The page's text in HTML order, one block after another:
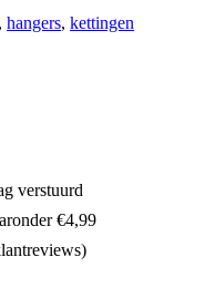
, hangers, kettingen
verstuurd
€4,99